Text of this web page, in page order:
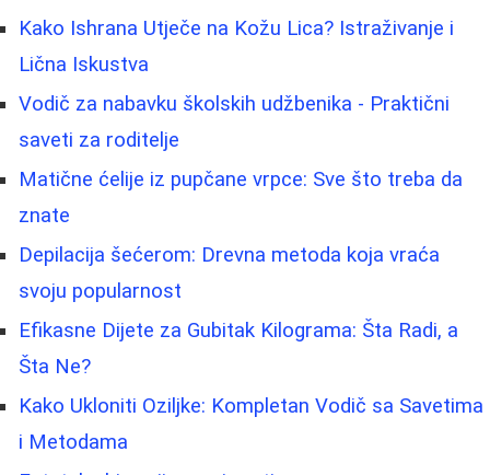
Kako Ishrana Utječe na Kožu Lica? Istraživanje i
Lična Iskustva
Vodič za nabavku školskih udžbenika - Praktični
saveti za roditelje
Matične ćelije iz pupčane vrpce: Sve što treba da
znate
Depilacija šećerom: Drevna metoda koja vraća
svoju popularnost
Efikasne Dijete za Gubitak Kilograma: Šta Radi, a
Šta Ne?
Kako Ukloniti Oziljke: Kompletan Vodič sa Savetima
i Metodama